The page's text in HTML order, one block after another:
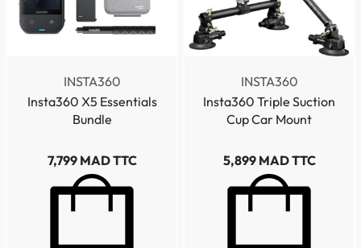
INSTA360
Insta360 X5 Essentials
Bundle
7,799 MAD TTC
INSTA360
Insta360 Triple Suction
Cup Car Mount
5,899 MAD TTC